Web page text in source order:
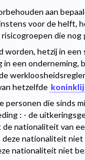
aan
voor de helft,
die nog
worden, hetzij in
een onderneming,
hetzelfde
personen die sinds
: - de
nationaliteit van
nationaliteit
nationaliteit niet